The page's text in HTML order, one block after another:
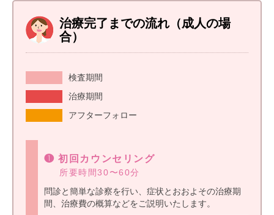
治療完了までの流れ（成人の場
合）
検査期間
治療期間
アフターフォロー
❶ 初回カウンセリング
所要時間30〜60分
問診と簡単な診察を行い、症状とおおよその治療期
間、治療費の概算などをご説明いたします。